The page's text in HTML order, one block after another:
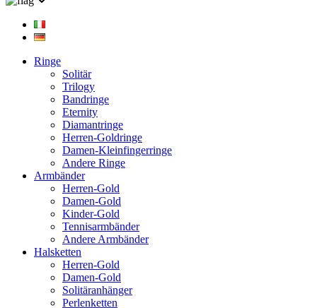
Ringe
Solitär
Trilogy
Bandringe
Eternity
Diamantringe
Herren-Goldringe
Damen-Kleinfingerringe
Andere Ringe
Armbänder
Herren-Gold
Damen-Gold
Kinder-Gold
Tennisarmbänder
Andere Armbänder
Halsketten
Herren-Gold
Damen-Gold
Solitäranhänger
Perlenketten